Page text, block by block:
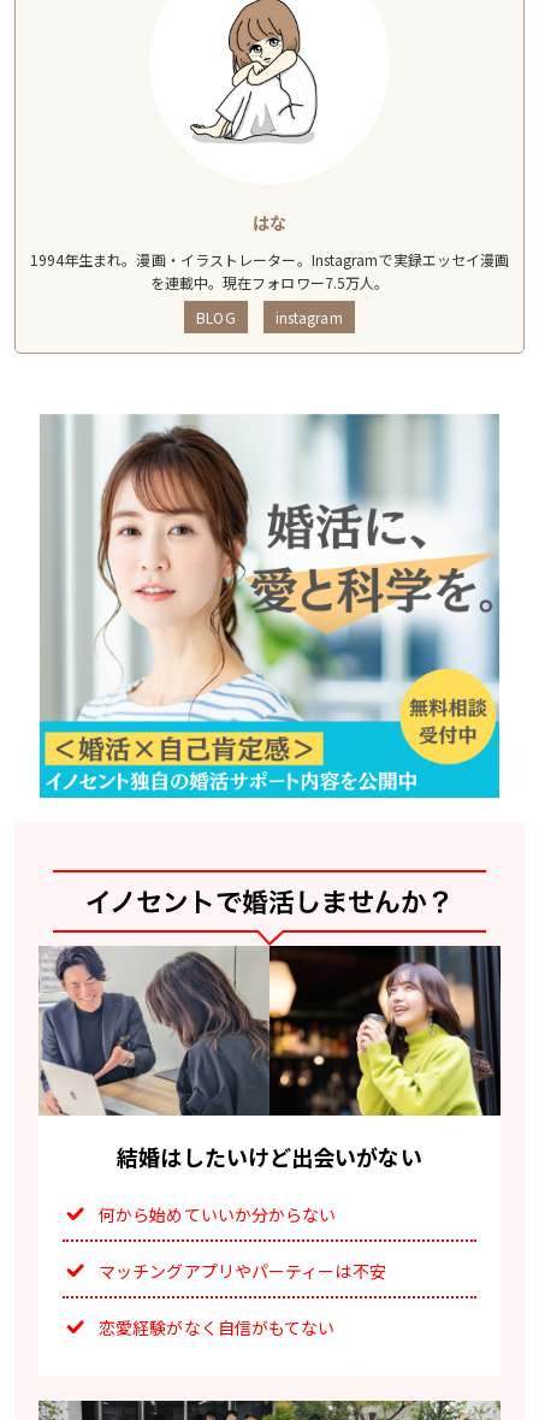
はな
1994年生まれ。漫画・イラストレーター。Instagramで実録エッセイ漫画
を連載中。現在フォロワー7.5万人。
BLOG
instagram
結婚はしたいけど出会いがない
何から始めていいか分からない
マッチングアプリやパーティーは不安
恋愛経験がなく自信がもてない